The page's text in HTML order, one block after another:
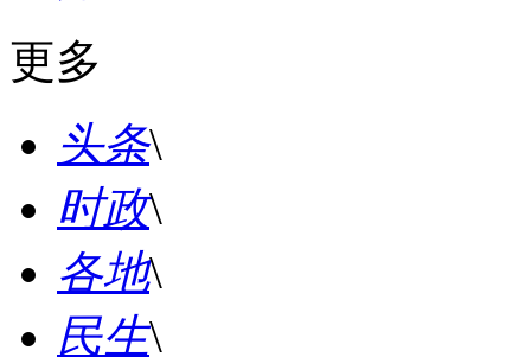
更多
头条\
时政\
各地\
民生\